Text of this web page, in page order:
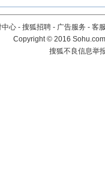
中心 - 搜狐招聘 - 广告服务 - 客
Copyright©2016
搜狐不良信息举